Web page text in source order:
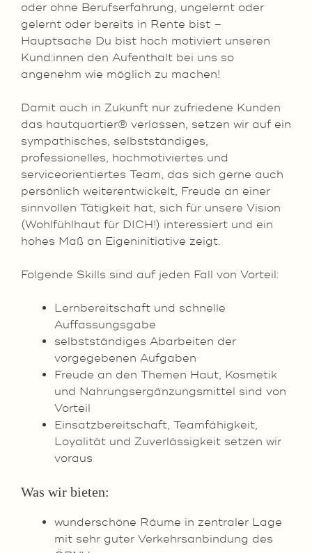
oder ohne Berufserfahrung, ungelernt oder
gelernt oder bereits in Rente bist –
Hauptsache Du bist hoch motiviert unseren
Kund:innen den Aufenthalt bei uns so
angenehm wie möglich zu machen!
Damit auch in Zukunft nur zufriedene Kunden
das hautquartier® verlassen, setzen wir auf ein
sympathisches, selbstständiges,
professionelles, hochmotiviertes und
serviceorientiertes Team, das sich gerne auch
persönlich weiterentwickelt, Freude an einer
sinnvollen Tätigkeit hat, sich für unsere Vision
(Wohlfühlhaut für DICH!) interessiert und ein
hohes Maß an Eigeninitiative zeigt.
Folgende Skills sind auf jeden Fall von Vorteil:
Lernbereitschaft und schnelle
Auffassungsgabe
selbstständiges Abarbeiten der
vorgegebenen Aufgaben
Freude an den Themen Haut, Kosmetik
und Nahrungsergänzungsmittel sind von
Vorteil
Einsatzbereitschaft, Teamfähigkeit,
Loyalität und Zuverlässigkeit setzen wir
voraus
Was wir bieten:
wunderschöne Räume in zentraler Lage
mit sehr guter Verkehrsanbindung des